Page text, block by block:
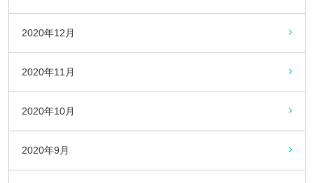
2020年12月
2020年11月
2020年10月
2020年9月